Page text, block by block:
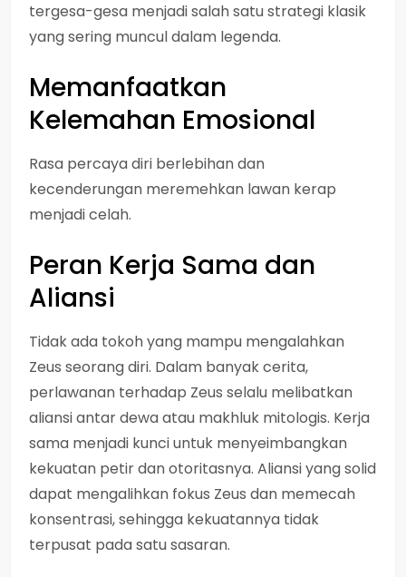
tergesa-gesa menjadi salah satu strategi klasik
yang sering muncul dalam legenda.
Memanfaatkan
Kelemahan Emosional
Rasa percaya diri berlebihan dan
kecenderungan meremehkan lawan kerap
menjadi celah.
Peran Kerja Sama dan
Aliansi
Tidak ada tokoh yang mampu mengalahkan
Zeus seorang diri. Dalam banyak cerita,
perlawanan terhadap Zeus selalu melibatkan
aliansi antar dewa atau makhluk mitologis. Kerja
sama menjadi kunci untuk menyeimbangkan
kekuatan petir dan otoritasnya. Aliansi yang solid
dapat mengalihkan fokus Zeus dan memecah
konsentrasi, sehingga kekuatannya tidak
terpusat pada satu sasaran.